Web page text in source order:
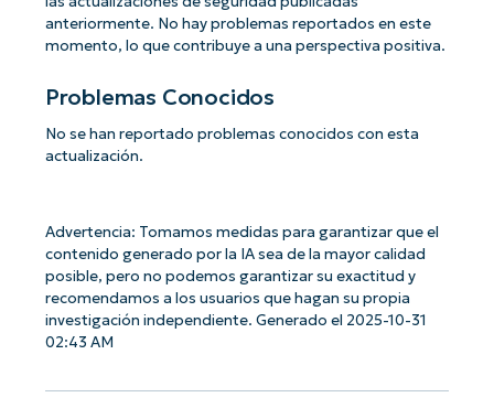
anteriormente. No hay problemas reportados en este
momento, lo que contribuye a una perspectiva positiva.
Problemas Conocidos
No se han reportado problemas conocidos con esta
actualización.
Advertencia: Tomamos medidas para garantizar que el
contenido generado por la IA sea de la mayor calidad
posible, pero no podemos garantizar su exactitud y
recomendamos a los usuarios que hagan su propia
investigación independiente. Generado el 2025-10-31
02:43 AM